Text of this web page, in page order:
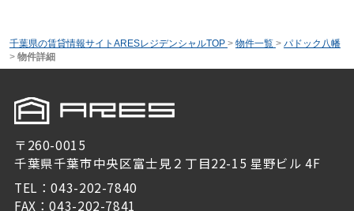
千葉県の賃貸情報サイトARESレジデンシャルTOP > 物件一覧 > パドック八幡
> 物件詳細
〒260-0015
千葉県千葉市中央区富士見２丁目22-15 星野ビル 4F
TEL：043-202-7840
FAX：043-202-7841